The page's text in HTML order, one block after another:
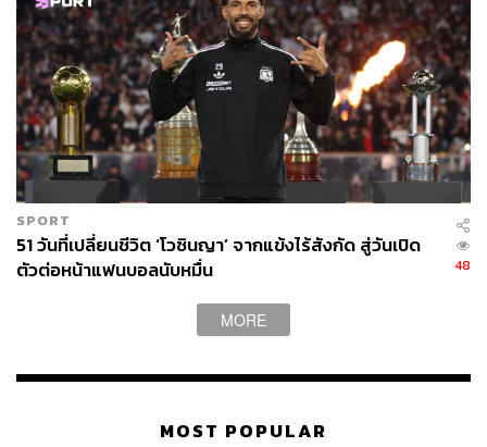
SPORT
51 วันที่เปลี่ยนชีวิต ‘โวซินญา’ จากแข้งไร้สังกัด สู่วันเปิด
ตัวต่อหน้าแฟนบอลนับหมื่น
48
MORE
MOST POPULAR